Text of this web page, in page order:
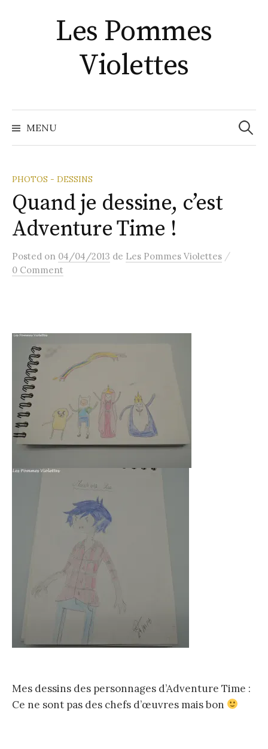
Les Pommes
Violettes
MENU
PHOTOS - DESSINS
Quand je dessine, c’est
Adventure Time !
Posted on 04/04/2013 de Les Pommes Violettes /
0 Comment
Mes dessins des personnages d’Adventure Time :
Ce ne sont pas des chefs d’œuvres mais bon